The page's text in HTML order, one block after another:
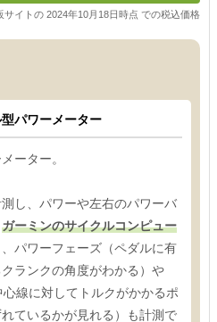
イトの 2024年10月18日時点 での税込価格
パワーメーター
ーター。
し、パワーや左右のパワーバ
ガーミンのサイクルコンピュー
、パワーフェーズ（ペダルに有
ランクの角度がわかる）や
線に対してトルクがかかるポ
ているかが見れる）も計測で